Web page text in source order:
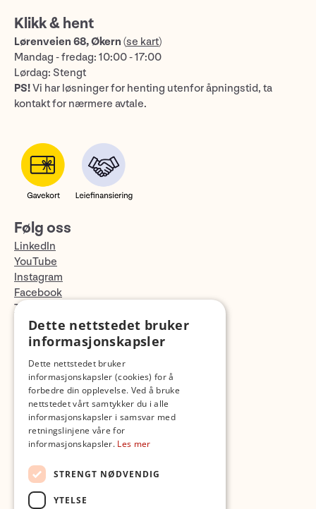
Klikk & hent
Lørenveien 68, Økern (se kart)
Mandag - fredag: 10:00 - 17:00
Lørdag: Stengt
PS!Vi har løsninger for henting utenfor åpningstid, ta
kontakt for nærmere avtale.
Følg oss
LinkedIn
YouTube
Instagram
Facebook
TikTok
Fotopodden
Dette nettstedet bruker
informasjonskapsler
Dette nettstedet bruker
informasjonskapsler (cookies) for å
forbedre din opplevelse. Ved å bruke
nettstedet vårt samtykker du i alle
informasjonskapsler i samsvar med
retningslinjene våre for
informasjonskapsler. Les mer
STRENGT NØDVENDIG
YTELSE